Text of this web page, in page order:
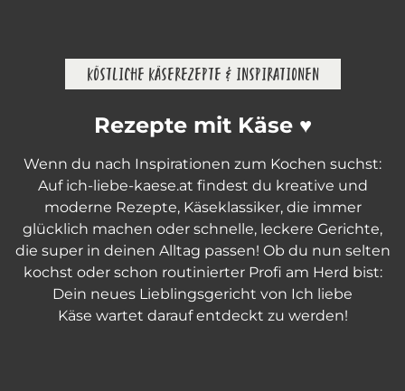
KÖSTLICHE KÄSEREZEPTE & INSPIRATIONEN
Rezepte mit Käse ♥
Wenn du nach Inspirationen zum Kochen suchst:
Auf ich-liebe-kaese.at findest du kreative und
moderne Rezepte, Käseklassiker, die immer
glücklich machen oder schnelle, leckere Gerichte,
die super in deinen Alltag passen! Ob du nun selten
kochst oder schon routinierter Profi am Herd bist:
Dein neues Lieblingsgericht von Ich liebe
Käse wartet darauf entdeckt zu werden!